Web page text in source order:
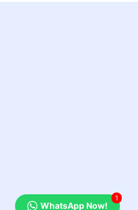
WhatsApp Now!
1